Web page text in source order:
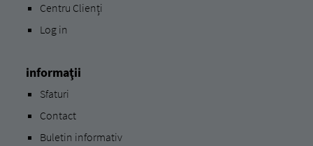
Centru Clienți
Log in
informaţii
Sfaturi
Contact
Buletin informativ